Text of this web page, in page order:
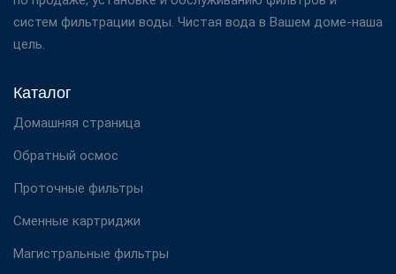
систем фильтрации воды. Чистая вода в Вашем доме-наша
цель.
Каталог
Домашняя страница
Обратный осмос
Проточные фильтры
Сменные картриджи
Магистральные фильтры